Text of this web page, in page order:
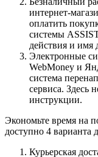
интернет-
оплатить
системы
действия и имя
Электронные
WebMoney и
система
сервиса. Здесь
инструкции.
Экономьте время на
доступно 4 варианта
Курьерская